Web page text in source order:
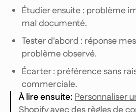
Étudier ensuite : problème
mal documenté.
Tester d'abord : réponse
problème observé.
Écarter : préférence sans
commerciale.
À lire ensuite:Personnaliser